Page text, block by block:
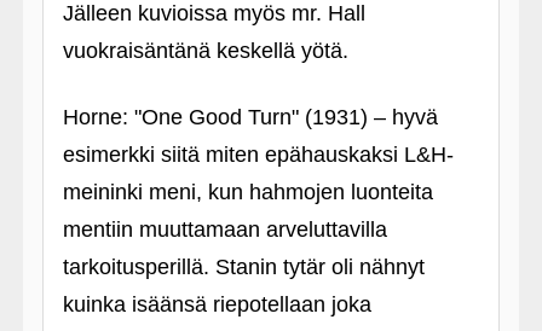
Jälleen kuvioissa myös mr. Hall
vuokraisäntänä keskellä yötä.
Horne: "One Good Turn" (1931) – hyvä
esimerkki siitä miten epähauskaksi L&H-
meininki meni, kun hahmojen luonteita
mentiin muuttamaan arveluttavilla
tarkoitusperillä. Stanin tytär oli nähnyt
kuinka isäänsä riepotellaan joka